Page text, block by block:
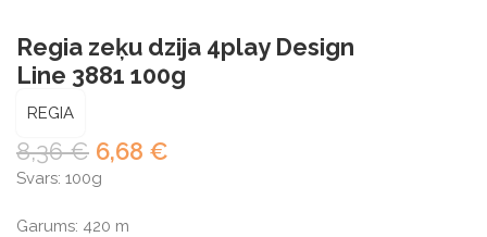
Regia zeķu dzija 4play Design
Line 3881 100g
REGIA
8,36€ 6,68 €
Svars: 100g
Garums: 420 m